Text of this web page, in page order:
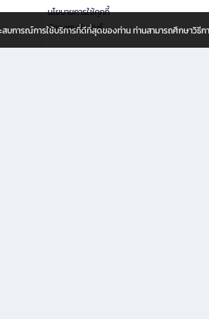
นโยบายการใช้คุกกี้
นักลงทุนสัมพันธ์
สบการณ์การใช้บริการที่ดีที่สุดของท่าน ท่านสามารถศึกษาวิ